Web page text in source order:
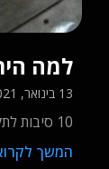
הקשר
28 בינואר, 2021
איך השיטה
המשך